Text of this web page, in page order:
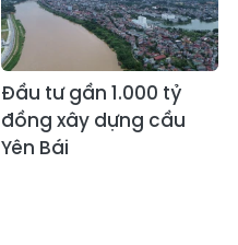
Đầu tư gần 1.000 tỷ
đồng xây dựng cầu
Yên Bái